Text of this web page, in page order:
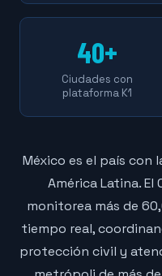
40+
Ciudades con
plataforma K1
México es el país con
América Latina. El
monitorea más de
tiempo real,
protección civil y